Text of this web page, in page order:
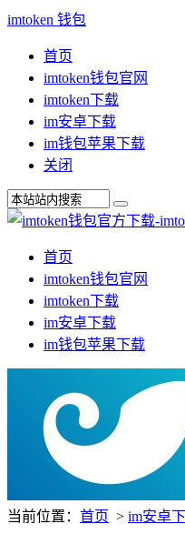
imtoken 钱包
首页
imtoken钱包官网
imtoken下载
im安卓下载
im钱包苹果下载
关闭
首页
imtoken钱包官网
imtoken下载
im安卓下载
im钱包苹果下载
当前位置： 首页 > im安卓